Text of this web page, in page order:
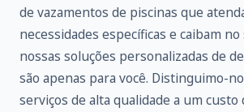
de vazamentos de piscinas que
necessidades específicas e caibam
nossas soluções personalizadas de
são apenas para você. Distinguimo-
serviços de alta qualidade a um custo